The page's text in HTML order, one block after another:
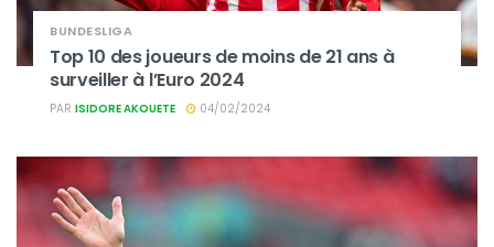
BUNDESLIGA
Top 10 des joueurs de moins de 21 ans à
surveiller à l’Euro 2024
PAR ISIDORE AKOUETE 04/02/2024